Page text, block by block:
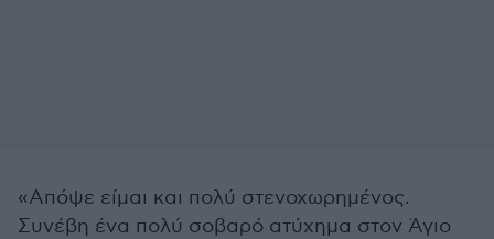
«Απόψε είμαι και πολύ στενοχωρημένος.
Συνέβη ένα πολύ σοβαρό ατύχημα στον Άγιο